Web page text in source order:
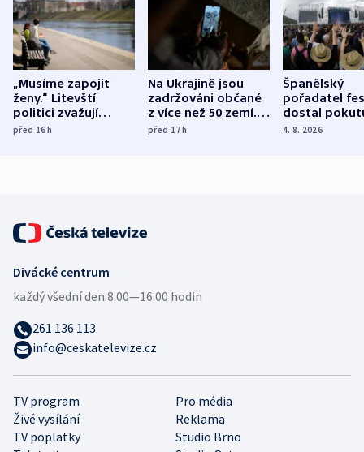
„Musíme zapojit
ženy.“ Litevští
politici zvažují
dohodu o
před 16h
Na Ukrajině jsou
zadržováni občané
z více než 50 zemí.
Bojovali na straně
před 17h
Španělský
pořadatel
dostal
nekalé
4. 8. 2026
TV program
Pro média
Živé vysílání
Reklama
TV poplatky
Studio Brno
Divácké centrum
každý všední den:8:00—16:00 hodin
261 136 113
info@ceskatelevize.cz